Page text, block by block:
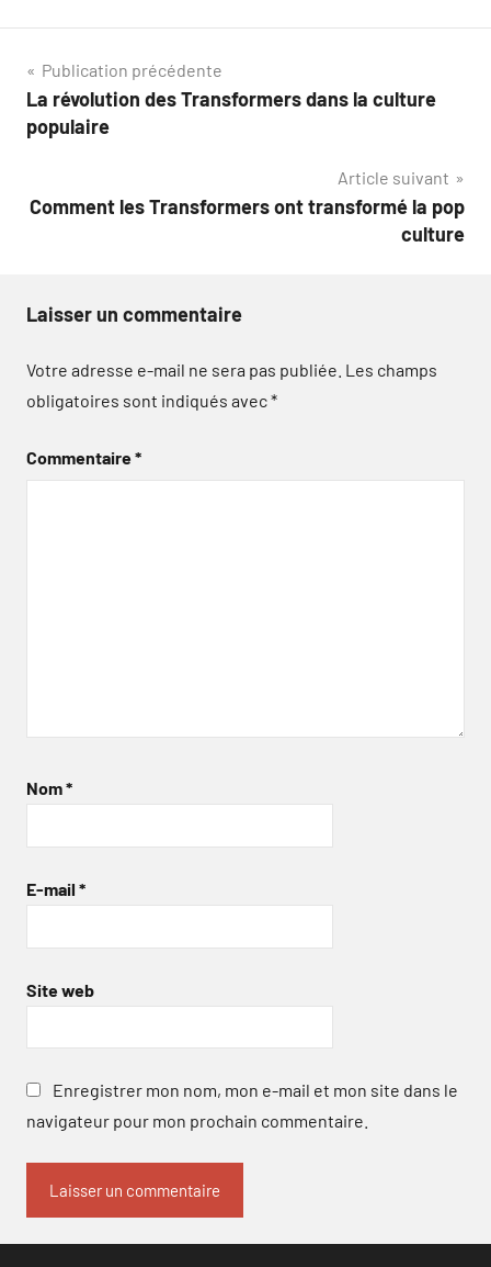
Navigation
de
Publication précédente
La révolution des Transformers dans la culture
populaire
Article suivant
Comment les Transformers ont transformé la pop
culture
Laisser un commentaire
Votre adresse e-mail ne sera pas publiée. Les champs
obligatoires sont indiqués avec*
Commentaire*
Nom*
E-mail *
Site web
Enregistrer mon nom, mon e-mail et mon site dans le
navigateur pour mon prochain commentaire.